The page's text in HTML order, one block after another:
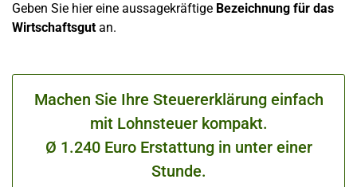
Geben Sie hier eine aussagekräftige Bezeichnung für das
Wirtschaftsgutan.
Machen Sie Ihre Steuererklärung einfach
mit Lohnsteuer kompakt.
Ø 1.240 Euro Erstattung in unter einer
Stunde.